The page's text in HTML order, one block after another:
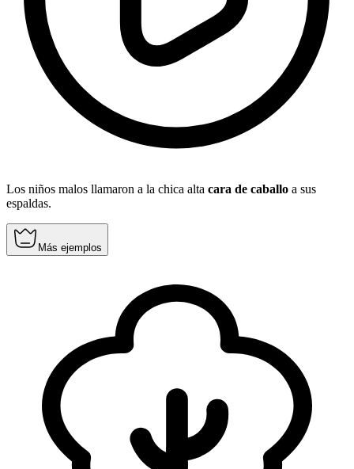
Los niños malos llamaron a la chica alta cara de caballo a sus
espaldas.
Más ejemplos